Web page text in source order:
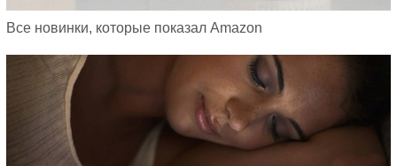
Все новинки, которые показал Amazon